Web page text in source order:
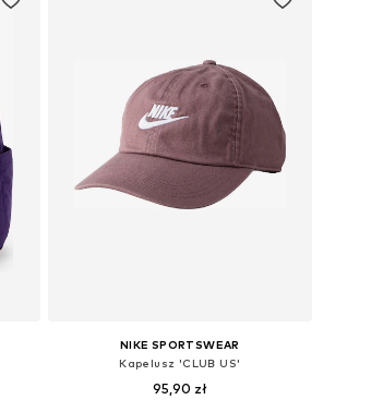
NIKE SPORTSWEAR
Kapelusz 'CLUB US'
95,90 zł